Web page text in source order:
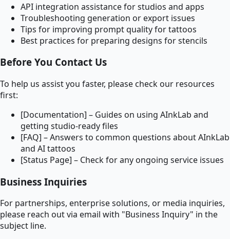
API integration assistance for studios and apps
Troubleshooting generation or export issues
Tips for improving prompt quality for tattoos
Best practices for preparing designs for stencils
Before You Contact Us
To help us assist you faster, please check our resources
first:
[Documentation] – Guides on using AInkLab and
getting studio-ready files
[FAQ] – Answers to common questions about AInkLab
and AI tattoos
[Status Page] – Check for any ongoing service issues
Business Inquiries
For partnerships, enterprise solutions, or media inquiries,
please reach out via email with "Business Inquiry" in the
subject line.